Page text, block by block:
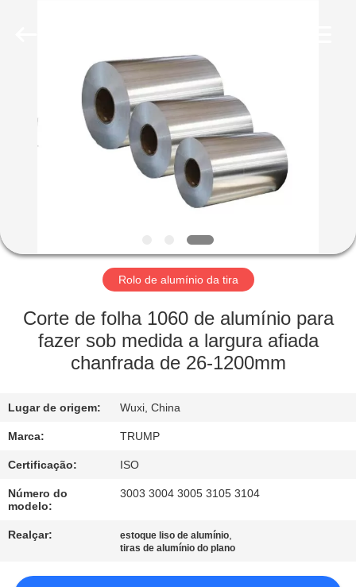
SOBRE
VISITA
CONTROLE
DE
QUALIDADE
CONTACTE-
Rolo de alumínio da tira
Corte de folha 1060 de alumínio para
fazer sob medida a largura afiada
chanfrada de 26-1200mm
Lugar de origem: Wuxi, China
Marca: TRUMP
Certificação: ISO
Número do
modelo:
3003 3004 3005 3105 3104
Realçar: estoque liso de alumínio,
tiras de alumínio do plano